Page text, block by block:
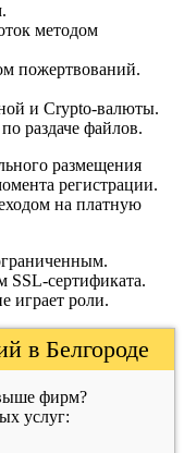
методом
пожертвований.
и Crypto-валюты.
раздаче файлов.
размещения
регистрации.
на платную
SSL-сертификата.
играет роли.
в Белгороде
фирм?
услуг: